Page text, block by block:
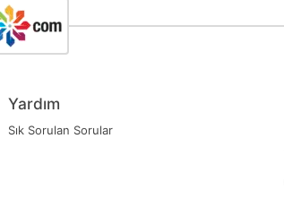
Yardım
Sık Sorulan Sorular